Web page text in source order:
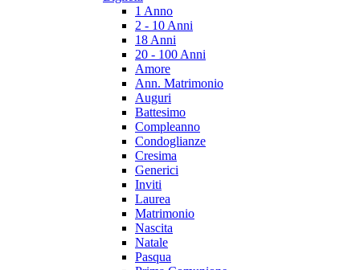
1 Anno
2 - 10 Anni
18 Anni
20 - 100 Anni
Amore
Ann. Matrimonio
Auguri
Battesimo
Compleanno
Condoglianze
Cresima
Generici
Inviti
Laurea
Matrimonio
Nascita
Natale
Pasqua